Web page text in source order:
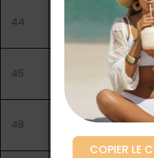
44 XXL
170-
176
46
174-
180
48
178-
184
COPIER LE